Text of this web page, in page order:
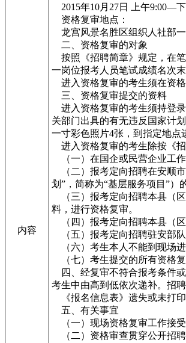
内容
2015年10月27日 上午9:00—
资格复审地点：
龙宫风景名胜区组织人社部一
二、资格复审的对象
按照《招聘简章》规定，在
一岗位报考人员笔试成绩名次
进入资格复审的考生须在资格
三、资格复审提交的资料
进入资格复审的考生须持登
关部门出具的有无违反国家计
一寸彩色照片4张，到指定地点
进入资格复审的考生除按《招
（一）在国企或民营企业工作
（二）报考定向招聘在安顺市
划”，简称为“基层服务项目”）
（三）报考定向招聘本县（
料，进行资格复审。
（四）报考定向招聘本县（区
（五）报考定向招聘驻安部队
（六）考生本人不能到现场进
（七）考生提交的所有资格复
四、经复审不符合报考条件
考生中由高到低依次递补。招
《报名信息表》遗失或未打印
五、有关事宜
（一）现场资格复审工作接受
（二）资格审查贯穿公开招